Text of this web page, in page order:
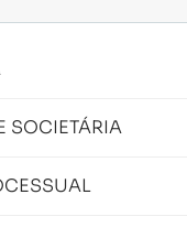
SOCIETÁRIA